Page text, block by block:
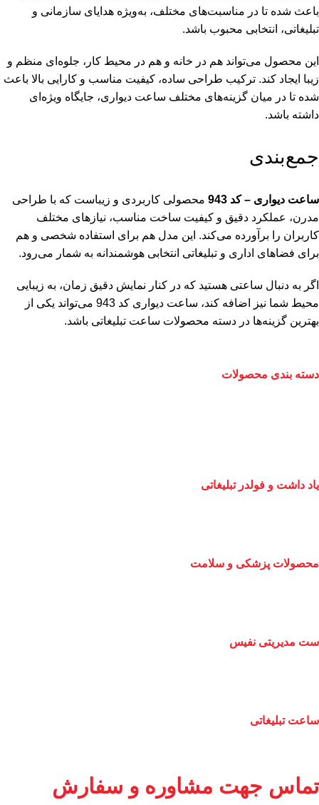
باعث شده تا در مناسبت‌های مختلف، به‌ویژه هدایای سازمانی و
تبلیغاتی، انتخابی محبوب باشد.
این محصول می‌تواند هم در خانه و هم در محیط کار، جلوه‌ای منظم و
زیبا ایجاد کند. ترکیب طراحی ساده، کیفیت مناسب و کارایی بالا باعث
شده تا در میان گزینه‌های مختلف ساعت دیواری، جایگاه ویژه‌ای
داشته باشد.
جمع‌بندی
ساعت دیواری – کد 943
محصولی کاربردی و زیباست که با طراحی
مدرن، عملکرد دقیق و کیفیت ساخت مناسب، نیازهای مختلف
کاربران را برآورده می‌کند. این مدل هم برای استفاده شخصی و هم
برای فضاهای اداری و تبلیغاتی انتخابی هوشمندانه به شمار می‌رود.
اگر به دنبال ساعتی هستید که در کنار نمایش دقیق زمان، به زیبایی
محیط شما نیز اضافه کند، ساعت دیواری کد 943 می‌تواند یکی از
بهترین گزینه‌ها در دسته محصولات ساعت تبلیغاتی باشد.
دسته بندی محصولات
یاد داشت و فولدر تبلیغاتی
محصولات پزشکی و سلامت
ست مدیریتی نفیس
ساعت تبلیغاتی
تماس جهت مشاوره و سفارش